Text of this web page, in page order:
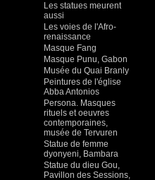
Les statues meurent
aussi
Les voies de l'Afro-
renaissance
Masque Fang
Masque Punu, Gabon
Musée du Quai Branly
Peintures de l'église
Abba Antonios
Persona. Masques
rituels et oeuvres
contemporaines,
musée de Tervuren
Statue de femme
dyonyeni, Bambara
Statue du dieu Gou,
Pavillon des Sessions,